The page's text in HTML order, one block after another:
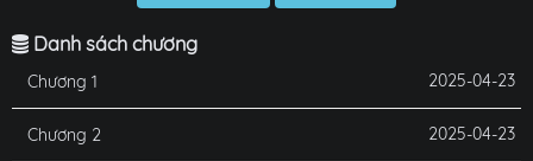
Danh sách chương
Chương 1 2025-04-23
Chương 2 2025-04-23